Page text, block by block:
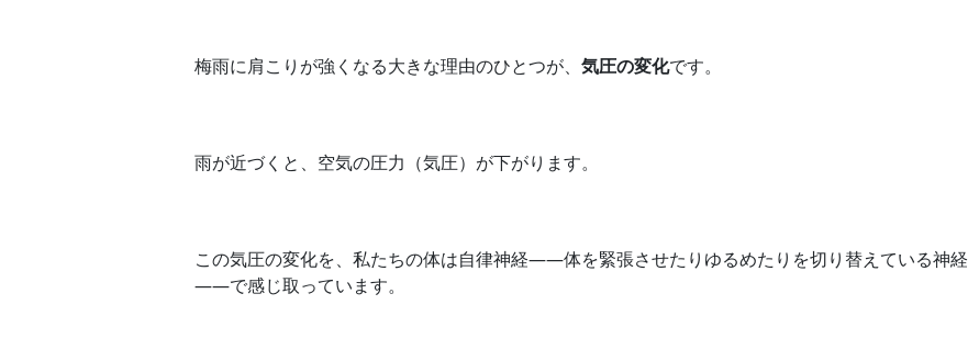
梅雨に肩こりが強くなる大きな理由のひとつが、 気圧の変化です。
雨が近づくと、空気の圧力（気圧）が下がります。
この気圧の変化を、私たちの体は自律神経——体を緊張させたりゆるめたりを切り替えている神経
——で感じ取っています。